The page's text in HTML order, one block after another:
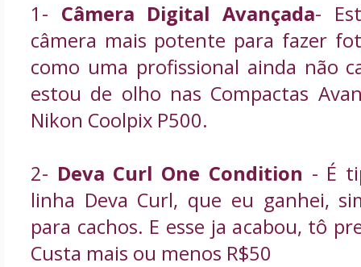
1- Câmera Digital Avançada-
câmera mais potente para fazer
como uma profissional ainda não
estou de olho nas Compactas
Nikon Coolpix P500.
2- Deva Curl One Condition - É
linha Deva Curl, que eu ganhei,
para cachos. E esse ja acabou, tô
Custa mais ou menos R$50